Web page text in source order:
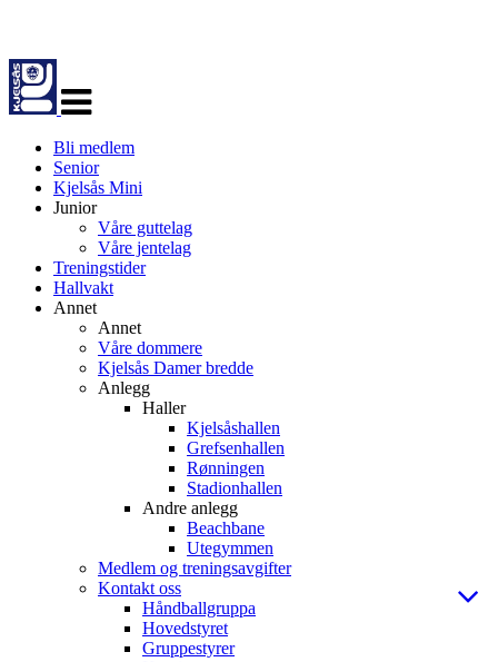
navigasjon
Bli medlem
Senior
Kjelsås Mini
Junior
Våre guttelag
Våre jentelag
Treningstider
Hallvakt
Annet
Annet
Våre dommere
Kjelsås Damer bredde
Anlegg
Haller
Kjelsåshallen
Grefsenhallen
Rønningen
Stadionhallen
Andre anlegg
Beachbane
Utegymmen
Medlem og treningsavgifter
Kontakt oss
Håndballgruppa
Hovedstyret
Gruppestyrer